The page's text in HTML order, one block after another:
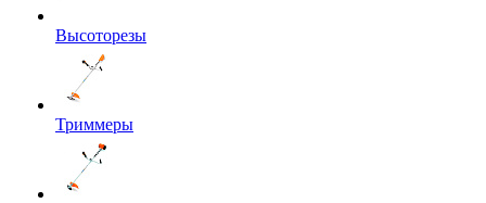
Высоторезы
Триммеры